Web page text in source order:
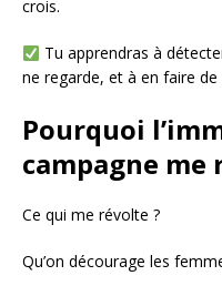
crois.
Tu apprendras à
ne regarde, et à en faire
Pourquoi
campagne
Ce qui me révolte ?
Qu’on décourage les